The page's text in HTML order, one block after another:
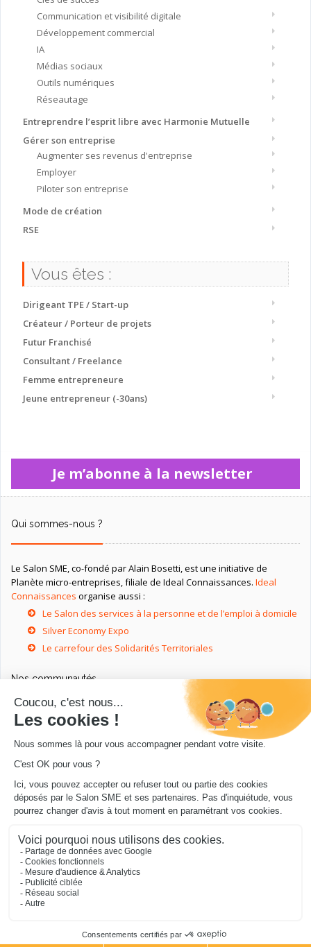
Communication et visibilité digitale
Développement commercial
IA
Médias sociaux
Outils numériques
Réseautage
Entreprendre l’esprit libre avec Harmonie Mutuelle
Gérer son entreprise
Augmenter ses revenus d'entreprise
Employer
Piloter son entreprise
Mode de création
RSE
Vous êtes :
Dirigeant TPE / Start-up
Créateur / Porteur de projets
Futur Franchisé
Consultant / Freelance
Femme entrepreneure
Jeune entrepreneur (-30ans)
Je m’abonne à la newsletter
Qui sommes-nous ?
Le Salon SME, co-fondé par Alain Bosetti, est une initiative de
Planète micro-entreprises, filiale de Ideal Connaissances. Ideal
Connaissances organise aussi :
Le Salon des services à la personne et de l’emploi à domicile
Silver Economy Expo
Le carrefour des Solidarités Territoriales
Nos communautés
Ressources utiles
Livres utiles pour les entrepreneurs
Sites utiles pour les entrepreneurs
Conseils pour votre entreprise/microentreprise
données|Je m’abonne à la newsletter du blog